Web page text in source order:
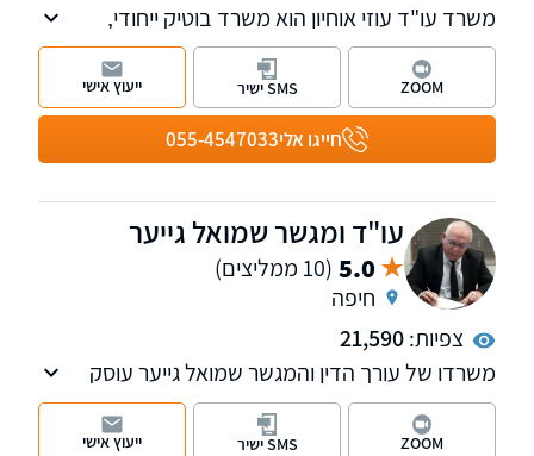
משרד עו"ד עוזי אוחיון הוא משרד בוטיק ייחודי,
העוסק, בין היתר, בהליכי חדלות פירעון ובתחום
ההוצאה לפועל. המשרד מחויב לספק ללקוחותיו
שירות אישי ומקצועי, עם ליווי צמוד בכל שלב - החל
מהייעוץ הראשוני ועד להשגת התוצאה הטובה
ביותר.
חייגו אלי055-4547033
ZOOM SMS ישיר ייעוץ אישי
עו"ד ומגשר שמואל גייער
5.0 (10 ממליצים)
חיפה
צפיות:21,590
משרדו של עורך הדין והמגשר שמואל גייער עוסק
במגוון תחומים ובהם מקרקעין, ירושות, משפט
מסחרי, משפט בינלאומי וצוואות.
ZOOM SMS ישיר ייעוץ אישי